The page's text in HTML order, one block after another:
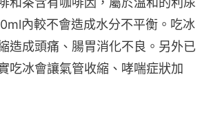
內較不會造成水分不平衡。吃冰
造成頭痛、腸胃消化不良。另外已
吃冰會讓氣管收縮、哮喘症狀加